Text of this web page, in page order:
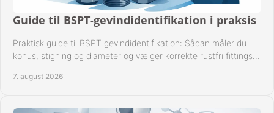
Guide til BSPT-gevindidentifikation i praksis
Praktisk guide til BSPT gevindidentifikation: Sådan måler du
konus, stigning og diameter og vælger korrekte rustfri fittings
7. august 2026